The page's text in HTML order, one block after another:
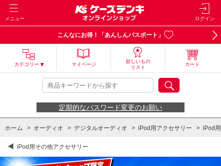
メニュー ログイン
こんなにお得！「あんしんパスポート」
カテゴリー マイページ
欲しいもの
リスト
カート
定期的なパスワード変更のお願い
ホーム > オーディオ > デジタルオーディオ > iPod用アクセサリー > iPod
iPod用その他アクセサリー